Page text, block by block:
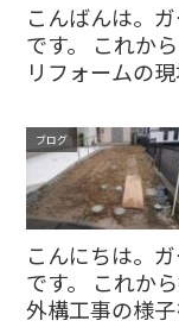
こんばんは。
です。 これか
リフォームの
相模原市南区
せんが、意外と
ブログ
こんにちは。
です。 これか
外構工事の様